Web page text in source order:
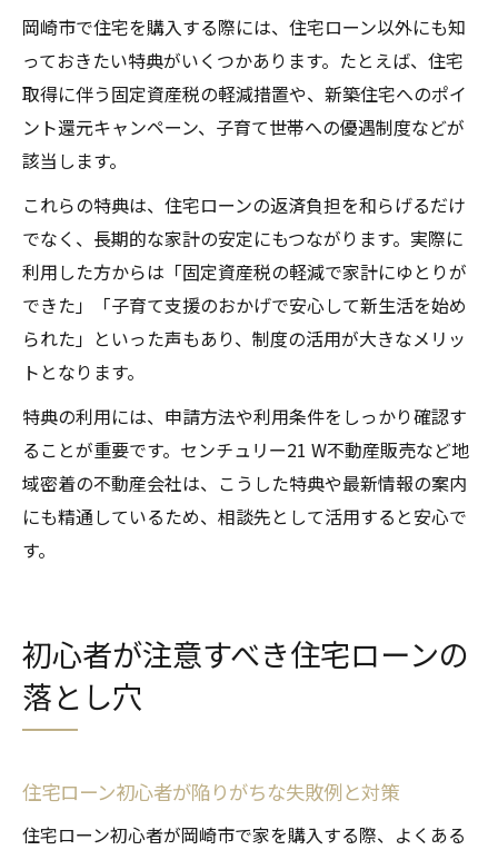
岡崎市で住宅を購入する際には、住宅ローン以外にも知
っておきたい特典がいくつかあります。たとえば、住宅
取得に伴う固定資産税の軽減措置や、新築住宅へのポイ
ント還元キャンペーン、子育て世帯への優遇制度などが
該当します。
これらの特典は、住宅ローンの返済負担を和らげるだけ
でなく、長期的な家計の安定にもつながります。実際に
利用した方からは「固定資産税の軽減で家計にゆとりが
できた」「子育て支援のおかげで安心して新生活を始め
られた」といった声もあり、制度の活用が大きなメリッ
トとなります。
特典の利用には、申請方法や利用条件をしっかり確認す
ることが重要です。センチュリー21 W不動産販売など地
域密着の不動産会社は、こうした特典や最新情報の案内
にも精通しているため、相談先として活用すると安心で
す。
初心者が注意すべき住宅ローンの
落とし穴
住宅ローン初心者が陥りがちな失敗例と対策
住宅ローン初心者が岡崎市で家を購入する際、よくある